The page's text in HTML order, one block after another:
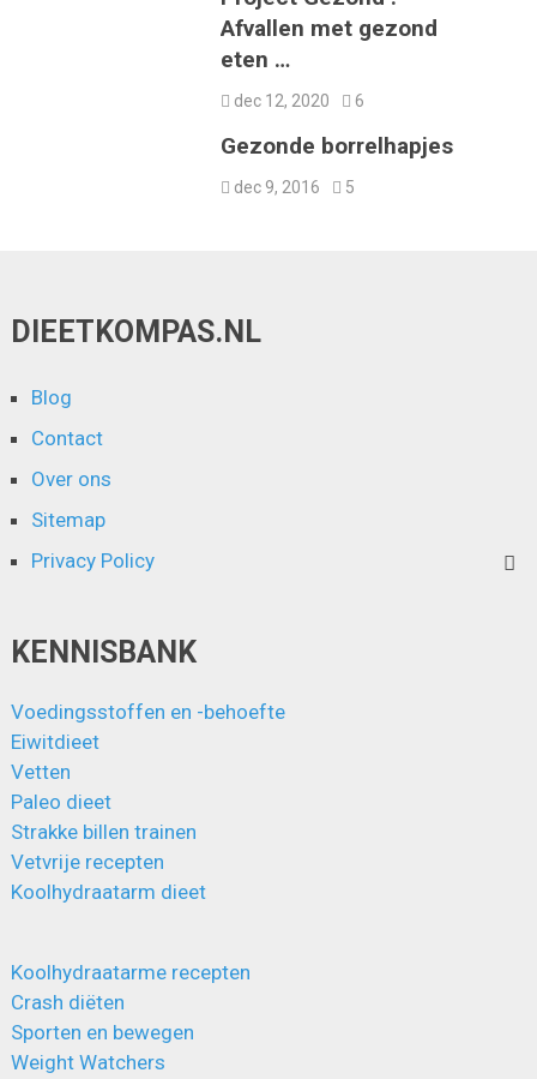
Afvallen met gezond
eten …
dec 12, 2020 6
Gezonde borrelhapjes
dec 9, 2016 5
DIEETKOMPAS.NL
Blog
Contact
Over ons
Sitemap
Privacy Policy
KENNISBANK
Voedingsstoffen en -behoefte
Eiwitdieet
Vetten
Paleo dieet
Strakke billen trainen
Vetvrije recepten
Koolhydraatarm dieet
Koolhydraatarme recepten
Crash diëten
Sporten en bewegen
Weight Watchers